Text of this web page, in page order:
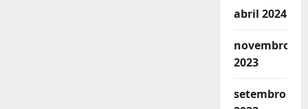
abril 2024
novembro
2023
setembro